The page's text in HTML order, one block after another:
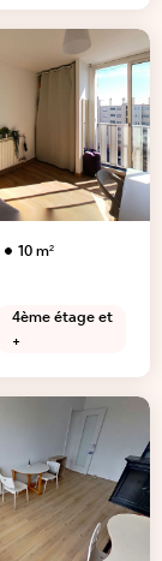
10m²
4ème étage et
+